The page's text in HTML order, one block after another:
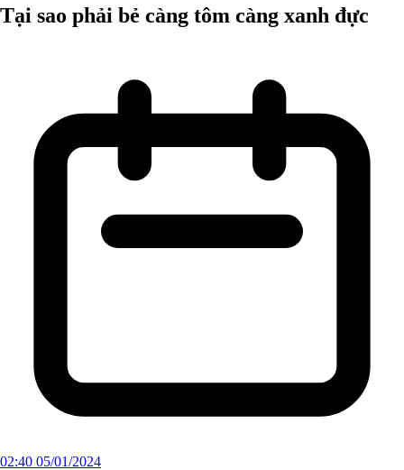
Tại sao phải bẻ càng tôm càng xanh đực
02:40 05/01/2024